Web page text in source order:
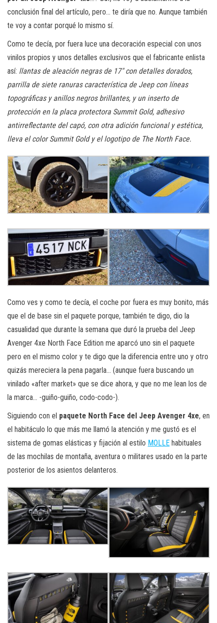
conclusión final del artículo, pero… te diría que no. Aunque también
te voy a contar porqué lo mismo sí.
Como te decía, por fuera luce una decoración especial con unos
vinilos propios y unos detalles exclusivos que el fabricante enlista
así: llantas de aleación negras de 17″ con detalles dorados,
parrilla de siete ranuras característica de Jeep con líneas
topográficas y anillos negros brillantes, y un inserto de
protección en la placa protectora Summit Gold, adhesivo
antirreflectante del capó, con otra adición funcional y estética,
lleva el color Summit Gold y el logotipo de The North Face.
Como ves y como te decía, el coche por fuera es muy bonito, más
que el de base sin el paquete porque, también te digo, dio la
casualidad que durante la semana que duró la prueba del Jeep
Avenger 4xe North Face Edition me aparcó uno sin el paquete
pero en el mismo color y te digo que la diferencia entre uno y otro
quizás mereciera la pena pagarla… (aunque fuera buscando un
vinilado «after market» que se dice ahora, y que no me lean los de
la marca… -guiño-guiño, codo-codo-).
Siguiendo con el paquete North Face del Jeep Avenger 4xe, en
el habitáculo lo que más me llamó la atención y me gustó es el
sistema de gomas elásticas y fijación al estilo MOLLE habituales
de las mochilas de montaña, aventura o militares usado en la parte
posterior de los asientos delanteros.